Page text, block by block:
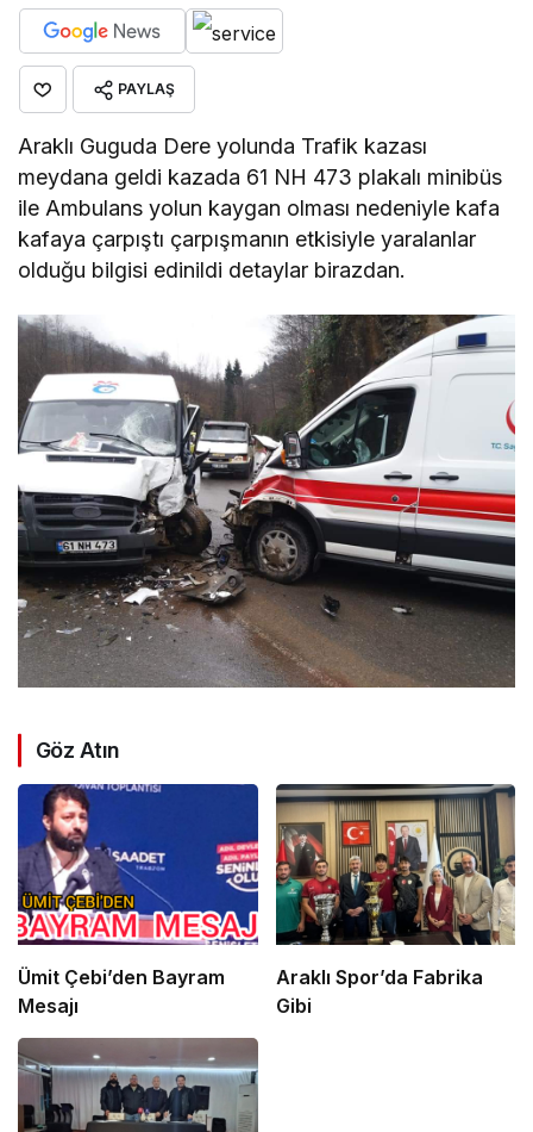
PAYLAŞ
Araklı Guguda Dere yolunda Trafik kazası
meydana geldi kazada 61 NH 473 plakalı minibüs
ile Ambulans yolun kaygan olması nedeniyle kafa
kafaya çarpıştı çarpışmanın etkisiyle yaralanlar
olduğu bilgisi edinildi detaylar birazdan.
Göz Atın
Ümit Çebi’den Bayram
Mesajı
Araklı Spor’da Fabrika
Gibi